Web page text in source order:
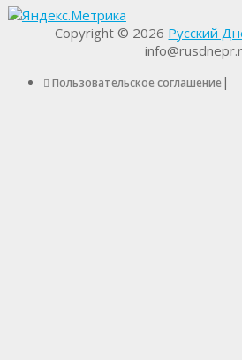
Copyright © 2026 Русский
Пользовательское соглашение |